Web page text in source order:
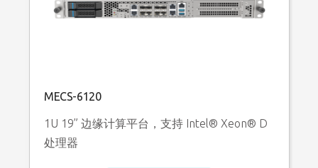
MECS-6120
1U 19” 边缘计算平台，支持 Intel® Xeon® D
处理器